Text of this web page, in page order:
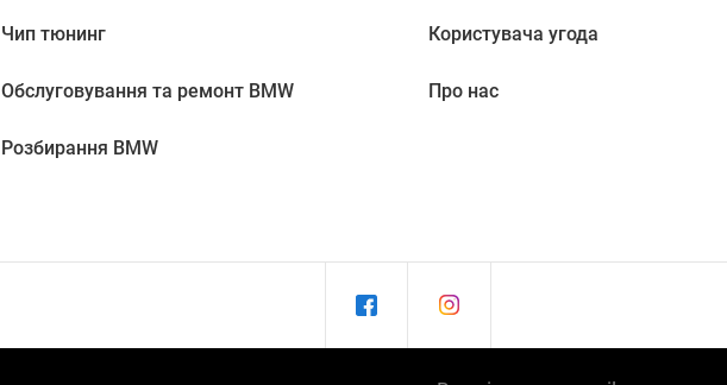
Чип тюнинг
Обслуговування та ремонт BMW
Розбирання BMW
Користувача угода
Про нас